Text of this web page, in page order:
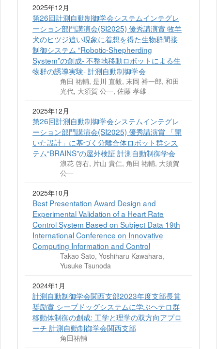
2025年12月
第26回計測自動制御学会システムインテグレ
ーション部門講演会(SI2025) 優秀講演賞 牧羊
犬のヒツジ追い現象に着想を得た生物群間接
制御システム “Robotic-Shepherding
System”の創成- 不整地移動ロボットによる生
物群の誘導実験- 計測自動制御学会
角田 祐輔, 是川 直毅, 末岡 裕一郎, 和田
光代, 大須賀 公一, 佐藤 孝雄
2025年12月
第26回計測自動制御学会システムインテグレ
ーション部門講演会(SI2025) 優秀講演賞 「開
いた設計」に基づく分離合体ロボット群シス
テム“BRAINS”の屋外検証 計測自動制御学会
浪花 啓右, 片山 貴仁, 角田 祐輔, 大須賀
公一
2025年10月
Best Presentation Award Design and
Experimental Validation of a Heart Rate
Control System Based on Subject Data 19th
International Conference on Innovative
Computing Information and Control
Takao Sato, Yoshiharu Kawahara,
Yusuke Tsunoda
2024年1月
計測自動制御学会関西支部2023年度支部長賞
奨励賞 シープドッグシステムに学ぶヘテロ群
移動体制御の創成: 工学と理学の双方向アプロ
ーチ 計測自動制御学会関西支部
角田祐輔